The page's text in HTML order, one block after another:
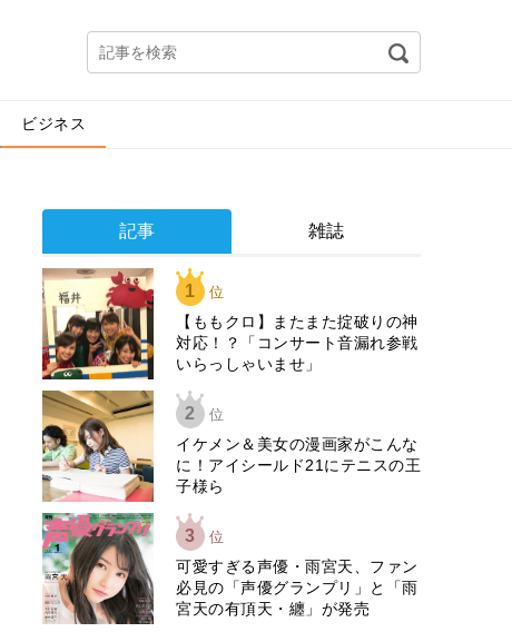
ビジネス
記事 雑誌
1 位
【ももクロ】またまた掟破りの神
対応！？「コンサート音漏れ参戦
いらっしゃいませ」
2 位
イケメン＆美女の漫画家がこんな
に！アイシールド21にテニスの王
子様ら
3 位
可愛すぎる声優・雨宮天、ファン
必見の「声優グランプリ」と「雨
宮天の有頂天・纏」が発売